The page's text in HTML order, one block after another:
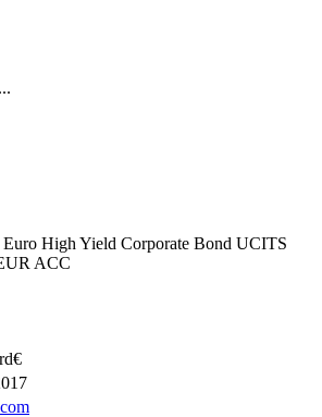
Euro High Yield Corporate Bond UCITS
ACC
€